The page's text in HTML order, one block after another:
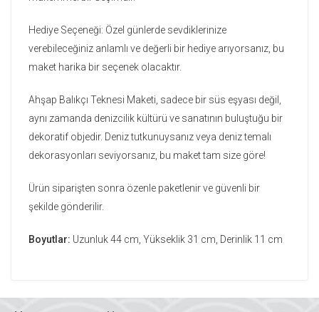
Hediye Seçeneği: Özel günlerde sevdiklerinize
verebileceğiniz anlamlı ve değerli bir hediye arıyorsanız, bu
maket harika bir seçenek olacaktır.
Ahşap Balıkçı Teknesi Maketi, sadece bir süs eşyası değil,
aynı zamanda denizcilik kültürü ve sanatının buluştuğu bir
dekoratif objedir. Deniz tutkunuysanız veya deniz temalı
dekorasyonları seviyorsanız, bu maket tam size göre!
Ürün siparişten sonra özenle paketlenir ve güvenli bir
şekilde gönderilir.
Boyutlar: Uzunluk 44 cm, Yükseklik 31 cm, Derinlik 11 cm